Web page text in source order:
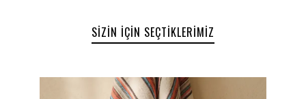
Plaj, deniz, havuz, spa, sauna ve hamam kullanımı
Modern ekose desenli zamansız tasarım
Yumuşak dokulu doğal kumaş hissi
SIZIN İÇIN SEÇTIKLERIMIZ